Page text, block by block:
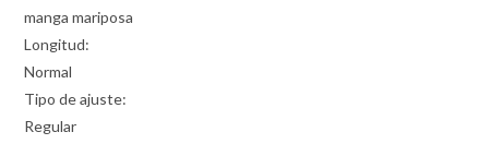
manga mariposa
Longitud:
Normal
Tipo de ajuste:
Regular